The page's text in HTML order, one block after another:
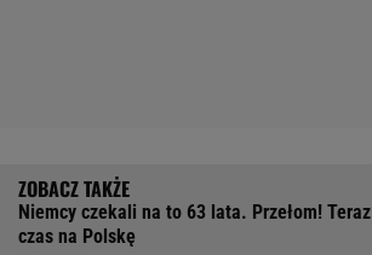
Niemcy czekali na to 63 lata. Przełom! Teraz
czas na Polskę